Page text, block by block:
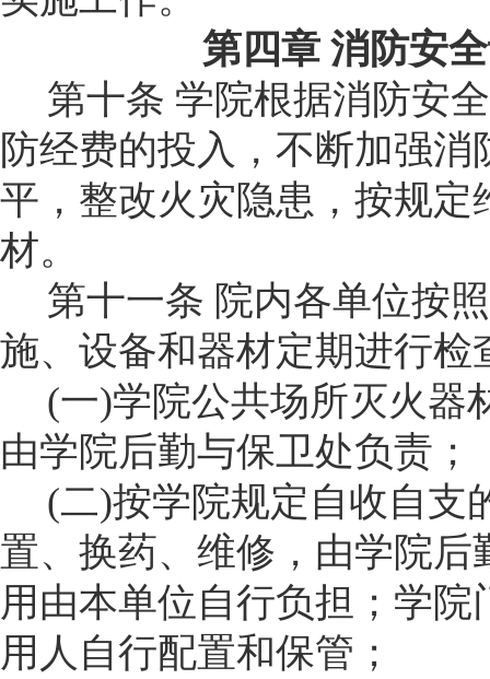
第四章 消防安
第十条 学院根据消防安
防经费的投入，不断加强
平，整改火灾隐患，按规
材。
第十一条 院内各单位按
施、设备和器材定期进行检
(一)学院公共场所灭火器
由学院后勤与保卫处负责；
(二)按学院规定自收自支
置、换药、维修，由学院后
用由本单位自行负担；学院
用人自行配置和保管；